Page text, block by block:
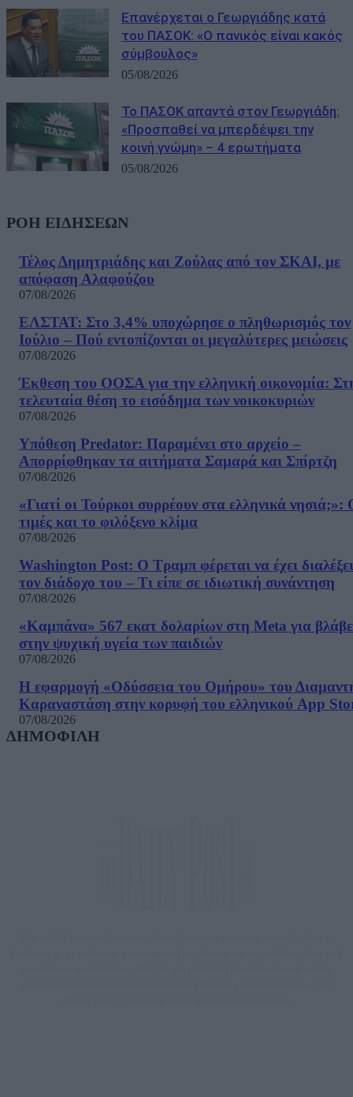
Επανέρχεται ο Γεωργιάδης κατά
του ΠΑΣΟΚ: «Ο πανικός είναι κακός
σύμβουλος»
05/08/2026
Το ΠΑΣΟΚ απαντά στον Γεωργιάδη:
«Προσπαθεί να μπερδέψει την
κοινή γνώμη» – 4 ερωτήματα
05/08/2026
ΡΟΗ ΕΙΔΗΣΕΩΝ
Τέλος Δημητριάδης και Ζούλας από τον ΣΚΑΙ, με
απόφαση Αλαφούζου
07/08/2026
ΕΛΣΤΑΤ: Στο 3,4% υποχώρησε ο πληθωρισμός τον
Ιούλιο – Πού εντοπίζονται οι μεγαλύτερες μειώσεις
07/08/2026
Έκθεση του ΟΟΣΑ για την ελληνική οικονομία:
τελευταία θέση το εισόδημα των νοικοκυριών
07/08/2026
Υπόθεση Predator: Παραμένει στο αρχείο –
Απορρίφθηκαν τα αιτήματα Σαμαρά και Σπίρτζη
07/08/2026
«Γιατί οι Τούρκοι συρρέουν στα ελληνικά νησιά;»:
τιμές και το φιλόξενο κλίμα
07/08/2026
Washington Post: Ο Τραμπ φέρεται να έχει διαλέξει
τον διάδοχο του – Τι είπε σε ιδιωτική συνάντηση
07/08/2026
«Καμπάνα» 567 εκατ δολαρίων στη Meta για
στην ψυχική υγεία των παιδιών
07/08/2026
Η εφαρμογή «Οδύσσεια του Ομήρου» του
Καραναστάση στην κορυφή του ελληνικού App
07/08/2026
ΔΗΜΟΦΙΛΗ